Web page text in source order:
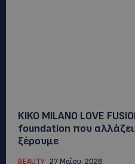
KIKO MILANO LOVE
foundation που
ξέρουμε
BEAUTY 27 Μαΐου, 2026